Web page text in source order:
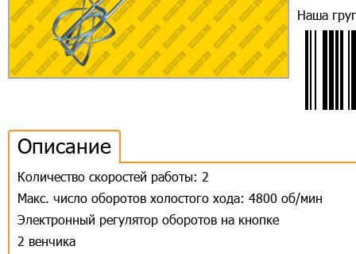
Наша
Описание
Количество скоростей работы: 2
Макс. число оборотов холостого хода: 4800 об/мин
Электронный регулятор оборотов на кнопке
2 венчика